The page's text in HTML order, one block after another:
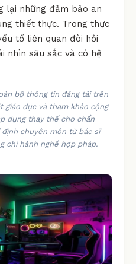
lại những đảm bảo an
thiết thực. Trong thực
tố liên quan đòi hỏi
nhìn sâu sắc và có hệ
bộ thông tin đăng tải trên
giáo dục và tham khảo cộng
dụng thay thế cho chẩn
chuyên môn từ bác sĩ
chỉ hành nghề hợp pháp.